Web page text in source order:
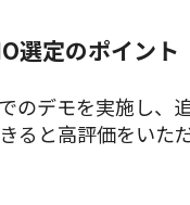
選定のポイント
のデモを実施し、
ると高評価をいた